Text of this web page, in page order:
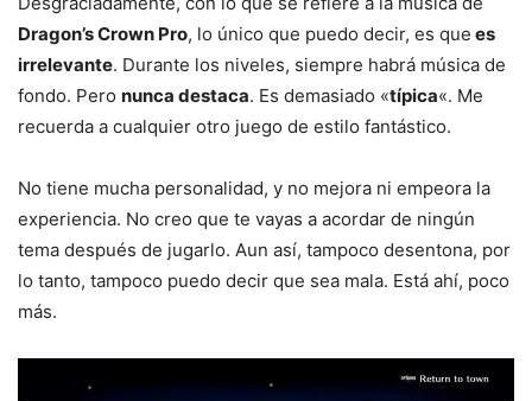
Dragon’s Crown Pro, lo único que puedo decir, es que es
irrelevante. Durante los niveles, siempre habrá música de
fondo. Pero nunca destaca. Es demasiado «típica«. Me
recuerda a cualquier otro juego de estilo fantástico.
No tiene mucha personalidad, y no mejora ni empeora la
experiencia. No creo que te vayas a acordar de ningún
tema después de jugarlo. Aun así, tampoco desentona, por
lo tanto, tampoco puedo decir que sea mala. Está ahí, poco
más.